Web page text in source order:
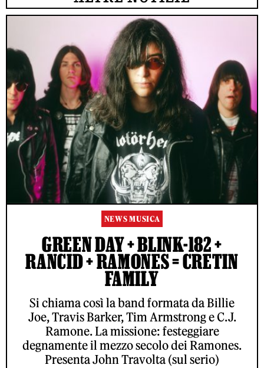
NEWS MUSICA
GREEN DAY + BLINK-182 +
RANCID + RAMONES = CRETIN
FAMILY
Si chiama così la band formata da Billie
Joe, Travis Barker, Tim Armstrong e C.J.
Ramone. La missione: festeggiare
degnamente il mezzo secolo dei Ramones.
Presenta John Travolta (sul serio)